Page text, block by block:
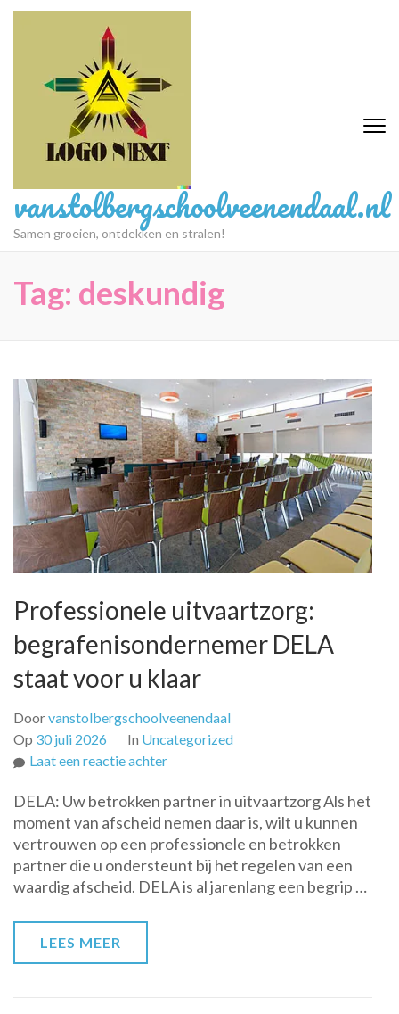
Ga
vanstolbergschoolveenendaal.nl
Samen groeien, ontdekken en stralen!
Tag: deskundig
Professionele uitvaartzorg:
begrafenisondernemer DELA
staat voor u klaar
Doorvanstolbergschoolveenendaal
Op 30 juli 2026 In Uncategorized
Laat een reactie achterop
uitvaartzorg:
begrafenisondernemer
DELA
staat
voor
DELA: Uw betrokken partner in uitvaartzorg Als het
moment van afscheid nemen daar is, wilt u kunnen
vertrouwen op een professionele en betrokken
partner die u ondersteunt bij het regelen van een
waardig afscheid. DELA is al jarenlang een begrip …
LEES MEER